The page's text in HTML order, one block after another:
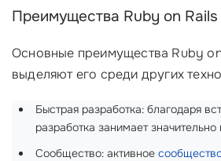
Преимущества Ruby on Rails
Основные преимущества Ruby
выделяют его среди других
Быстрая разработка: благодаря
разработка занимает
Сообщество: активное